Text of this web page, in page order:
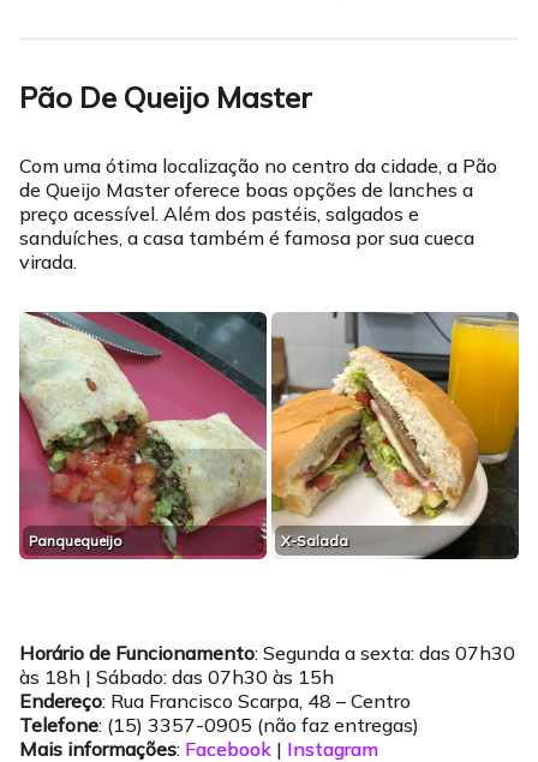
Pão De Queijo Master
Com uma ótima localização no centro da cidade, a Pão
de Queijo Master oferece boas opções de lanches a
preço acessível. Além dos pastéis, salgados e
sanduíches, a casa também é famosa por sua cueca
virada.
Panquequeijo X-Salada
Horário de Funcionamento: Segunda a sexta: das 07h30
às 18h | Sábado: das 07h30 às 15h
Endereço: Rua Francisco Scarpa, 48 – Centro
Telefone: (15) 3357-0905 (não faz entregas)
Mais informações: Facebook | Instagram